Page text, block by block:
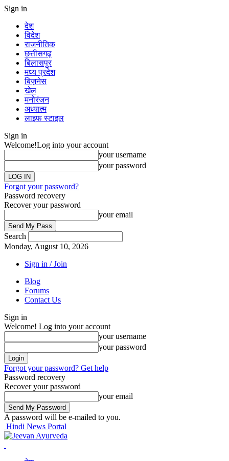
Sign in
देश
विदेश
राजनीतिक
छत्तीसगढ़
बिलासपुर
मध्य प्रदेश
बिज़नेस
खेल
मनोरंजन
अध्यात्म
लाइफ स्टाइल
Sign in
Welcome!Log into your account
your username
your password
Forgot your password?
Password recovery
Recover your password
your email
Search
Monday, August 10, 2026
Sign in / Join
Blog
Forums
Contact Us
Sign in
Welcome! Log into your account
your username
your password
Forgot your password? Get help
Password recovery
Recover your password
your email
A password will be e-mailed to you.
Hindi News Portal